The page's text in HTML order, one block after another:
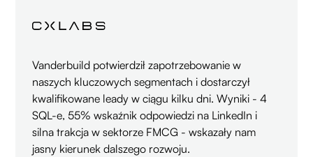
Vanderbuild potwierdził zapotrzebowanie w
naszych kluczowych segmentach i dostarczył
kwalifikowane leady w ciągu kilku dni. Wyniki - 4
SQL-e, 55% wskaźnik odpowiedzi na LinkedIn i
silna trakcja w sektorze FMCG - wskazały nam
jasny kierunek dalszego rozwoju.